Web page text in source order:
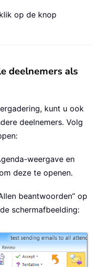
op de knop
deelnemers als
kunt u ook
deelnemers. Volg
weergave en
deze te openen.
beantwoorden” op
schermafbeelding: